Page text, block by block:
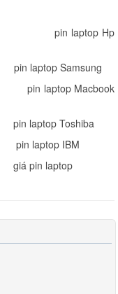
pin laptop Hp
pin laptop Samsung
pin laptop Macbook
pin laptop Toshiba
pin laptop IBM
giá pin laptop